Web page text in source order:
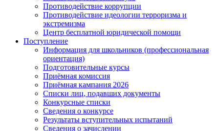
Противодействие коррупции
Противодействие идеологии терроризма и
экстремизма
Центр бесплатной юридической помощи
Поступление
Информация для школьников (профессиональная
ориентация)
Подготовительные курсы
Приёмная комиссия
Приёмная кампания 2026
Списки лиц, подавших документы
Конкурсные списки
Сведения о конкурсе
Результаты вступительных испытаний
Сведения о зачислении